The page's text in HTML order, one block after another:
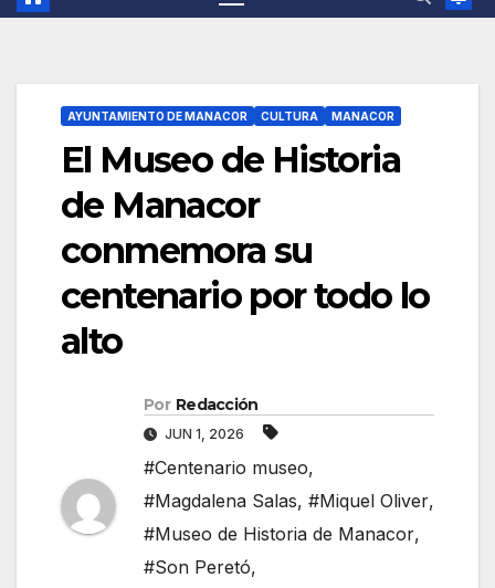
AYUNTAMIENTO DE MANACOR CULTURA MANACOR
El Museo de Historia
de Manacor
conmemora su
centenario por todo lo
alto
Por Redacción
JUN 1, 2026
#Centenario museo,
#Magdalena Salas, #Miquel Oliver,
#Museo de Historia de Manacor,
#Son Peretó,